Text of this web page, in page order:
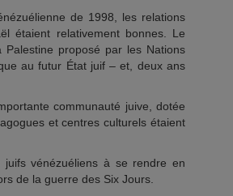
de 1998, les relations
étaient relativement bonnes. Le
proposé par les Nations
au futur État juif – et, deux ans
communauté juive, dotée
et centres culturels étaient
vénézuéliens à se rendre en
de la guerre des Six Jours.